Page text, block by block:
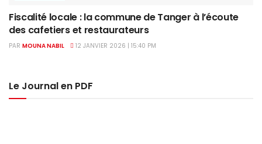
Fiscalité locale : la commune de Tanger à l’écoute
des cafetiers et restaurateurs
PAR MOUNA NABIL 12 JANVIER 2026 | 15:40 PM
Le Journal en PDF